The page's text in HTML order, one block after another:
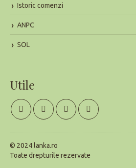
Istoric comenzi
ANPC
SOL
Utile
Facebook
opens
YouTube
opens
Instagram
opens
TikTok
opens
© 2024 lanka.ro
Toate drepturile rezervate